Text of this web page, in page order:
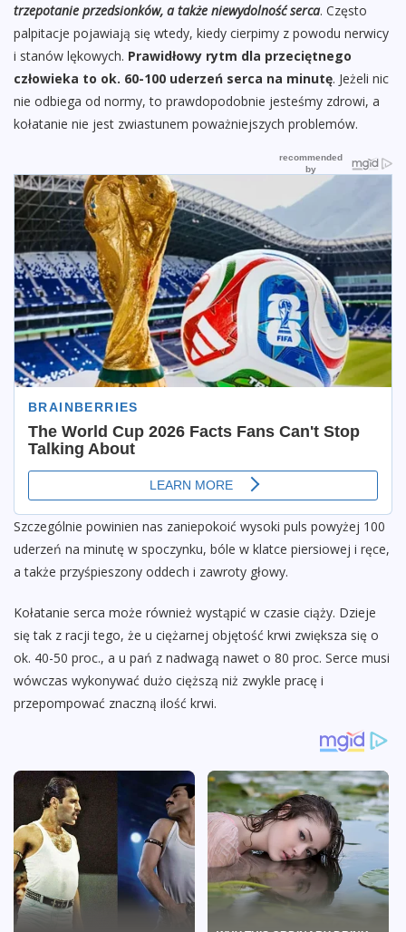
trzepotanie przedsionków, a także niewydolność serca. Często
palpitacje pojawiają się wtedy, kiedy cierpimy z powodu nerwicy
i stanów lękowych. Prawidłowy rytm dla przeciętnego
człowieka to ok. 60-100 uderzeń serca na minutę. Jeżeli nic
nie odbiega od normy, to prawdopodobnie jesteśmy zdrowi, a
kołatanie nie jest zwiastunem poważniejszych problemów.
Szczególnie powinien nas zaniepokoić wysoki puls powyżej 100
uderzeń na minutę w spoczynku, bóle w klatce piersiowej i ręce,
a także przyśpieszony oddech i zawroty głowy.
Kołatanie serca może również wystąpić w czasie ciąży. Dzieje
się tak z racji tego, że u ciężarnej objętość krwi zwiększa się o
ok. 40-50 proc., a u pań z nadwagą nawet o 80 proc. Serce musi
wówczas wykonywać dużo cięższą niż zwykle pracę i
przepompować znaczną ilość krwi.